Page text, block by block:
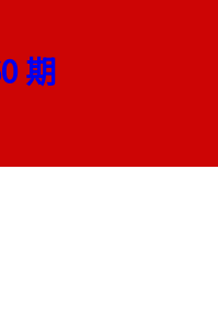
期
電下個10